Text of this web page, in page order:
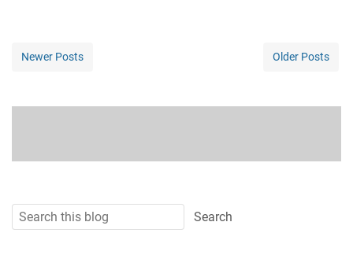
Newer Posts Older Posts